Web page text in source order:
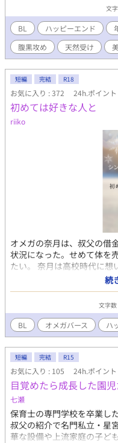
張る悠斗だったが、同居
い微笑みで、最短最速の距
繋ぐのにも3ヶ月かかる超・
な猛攻にいつまで耐えられ
文
BL ハッピーエンド
腹黒攻め
天然受け
短編 完結 R18
お気に入り : 372 24h.ポイント
初めては好きな人と
riiko
オメガの奈月は、叔父の借
状況になった。せめて体を
たい。 奈月は高校時代に想
くばその彼と最初で最後
アルファと一夜の想い出を
ファは奈月のことを…… 同
いたアルファ×ベータ上が
ガバース作品です。 どうぞ
続
文字
BL オメガバース ハ
短編 完結 R15
お気に入り : 105 24h.ポイント
目覚めたら成長した園
七瀬
保育士の専門学校を卒業し
叔父の紹介で名門私立・星
華な設備や上流家庭の子ど